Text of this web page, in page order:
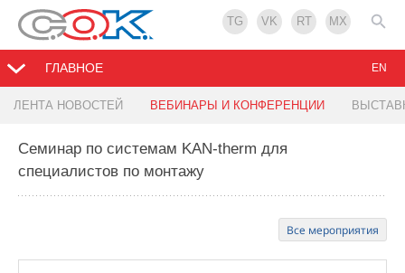
TG VK RT MX
ГЛАВНОЕ
ЛЕНТА НОВОСТЕЙ ВЕБИНАРЫ И КОНФЕРЕНЦИИ
EN
Семинар по системам KAN-therm для
специалистов по монтажу
Все мероприятия